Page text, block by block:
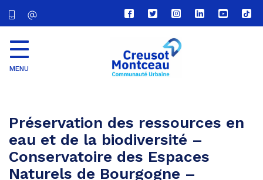
Lien
vers
compte
Facebook
Lien
vers
compte
Twitter
Lien
vers
le
compte
Lien
vers
Lien
vers
Lien
vers
MENU
Préservation des ressources en
eau et de la biodiversité –
Conservatoire des Espaces
Naturels de Bourgogne –